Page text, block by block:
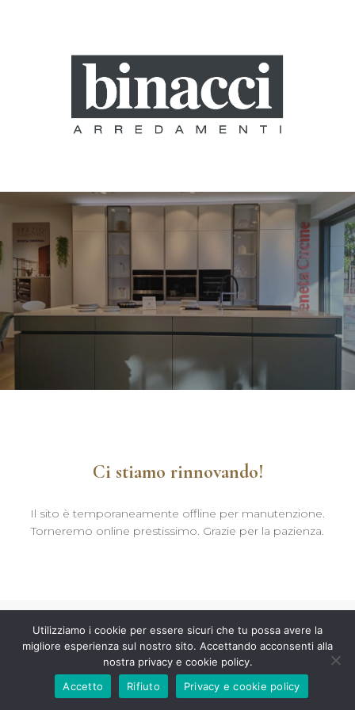
Ci stiamo rinnovando!
Il sito è temporaneamente offline per manutenzione.
Torneremo online prestissimo. Grazie per la pazienza.
Utilizziamo i cookie per essere sicuri che tu possa avere la
migliore esperienza sul nostro sito. Accettando acconsenti alla
nostra privacy e cookie policy.
Accetto
Rifiuto Privacy e cookie policy